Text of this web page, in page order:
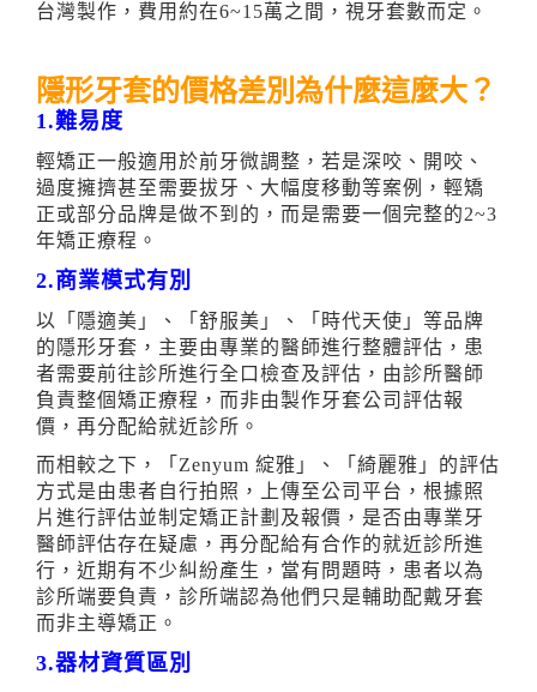
台灣製作，費用約在6~15萬之間，視牙套數而定。
隱形牙套的價格差別為什麼這麼大？
1.難易度
輕矯正一般適用於前牙微調整，若是深咬、開咬、
過度擁擠甚至需要拔牙、大幅度移動等案例，輕矯
正或部分品牌是做不到的，而是需要一個完整的2~3
年矯正療程。
2.商業模式有別
以「隱適美」、「舒服美」、「時代天使」等品牌
的隱形牙套，主要由專業的醫師進行整體評估，患
者需要前往診所進行全口檢查及評估，由診所醫師
負責整個矯正療程，而非由製作牙套公司評估報
價，再分配給就近診所。
而相較之下，「Zenyum 綻雅」、「 綺麗雅 」的評估
方式是由患者自行拍照，上傳至公司平台，根據照
片進行評估並制定矯正計劃及報價，是否由專業牙
醫師評估存在疑慮，再分配給有合作的就近診所進
行，近期有不少糾紛產生，當有問題時，患者以為
診所端要負責，診所端認為他們只是輔助配戴牙套
而非主導矯正。
3.器材資質區別